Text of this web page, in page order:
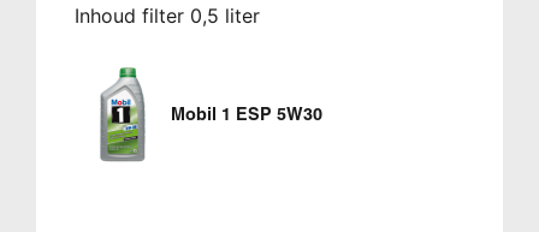
Inhoud filter 0,5 liter
Mobil 1 ESP 5W30